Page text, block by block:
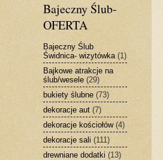
Bajeczny Ślub-
OFERTA
Bajeczny Ślub
Świdnica- wizytówka (1)
Bajkowe atrakcje na
ślub/wesele (29)
bukiety ślubne (73)
dekoracje aut (7)
dekoracje kościołów (4)
dekoracje sali (111)
drewniane dodatki (13)